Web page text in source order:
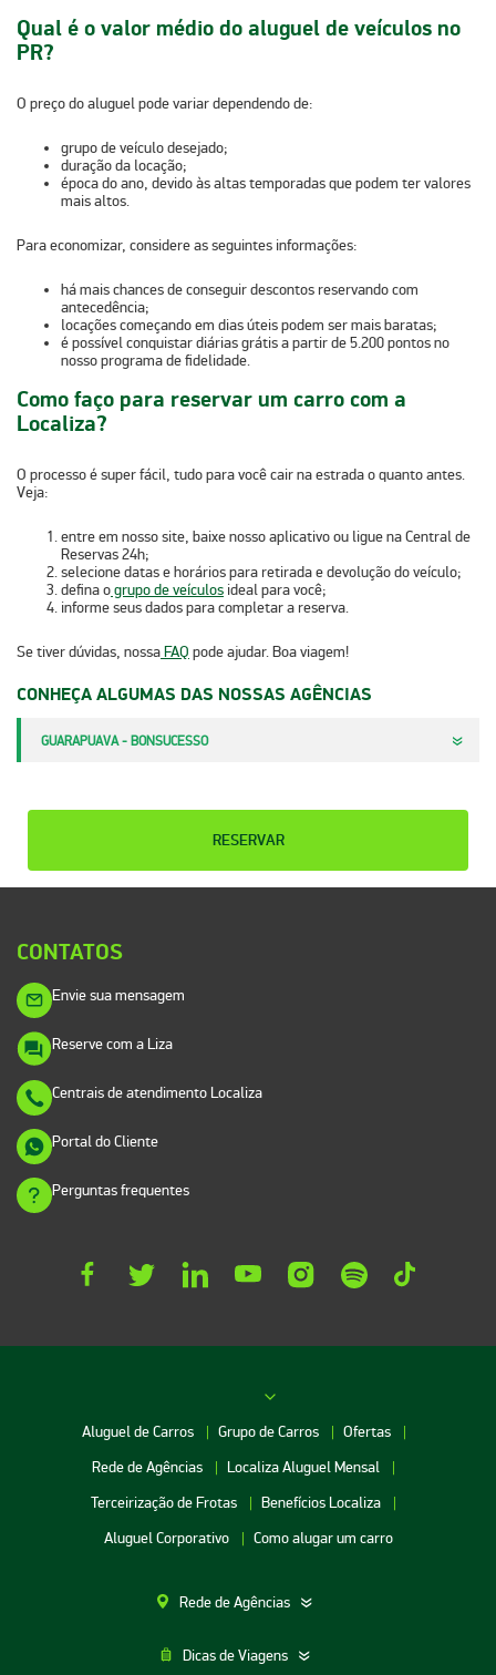
Qual é o valor médio do aluguel de veículos no
PR?
O preço do aluguel pode variar dependendo de:
grupo de veículo desejado;
duração da locação;
época do ano, devido às altas temporadas que podem ter valores
mais altos.
Para economizar, considere as seguintes informações:
há mais chances de conseguir descontos reservando com
antecedência;
locações começando em dias úteispodem ser mais baratas;
é possível conquistardiárias grátis a partir de 5.200 pontosno
nosso programa de fidelidade.
Como faço para reservar um carro com a
Localiza?
O processo é super fácil, tudo para você cair na estrada o quanto antes.
Veja:
entre em nossosite, baixe nossoaplicativoou ligue naCentral de
Reservas 24h;
selecionedatas e horáriospara retirada e devolução do veículo;
defina ogrupo de veículos ideal para você;
informe seus dados para completar a reserva.
Se tiver dúvidas, nossaFAQ pode ajudar. Boa viagem!
CONHEÇA ALGUMAS DAS NOSSAS AGÊNCIAS
GUARAPUAVA - BONSUCESSO
RESERVAR
CONTATOS
Envie sua mensagem
Reserve com a Liza
Centrais de atendimento Localiza
Portal do Cliente
Perguntas frequentes
Aluguel de Carros Grupo de Carros
Ofertas
Rede de Agências
Localiza Aluguel Mensal
Terceirização de Frotas
Benefícios Localiza
Aluguel Corporativo
Como alugar um carro
Rede de Agências
Dicas de Viagens